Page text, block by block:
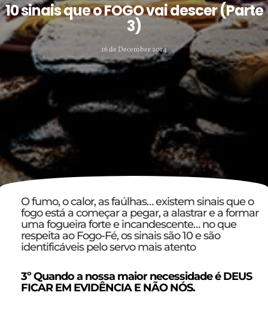
10 sinais que o FOGO vai descer (Parte
3)
16 de December 2014
10
sinais
que
FOGO
vai
O fumo, o calor, as faúlhas… existem sinais que o
fogo está a começar a pegar, a alastrar e a formar
uma fogueira forte e incandescente… no que
respeita ao Fogo-Fé, os sinais são 10 e são
identificáveis pelo servo mais atento
3º Quando a nossa maior necessidade é DEUS
FICAR EM EVIDÊNCIA E NÃO NÓS.